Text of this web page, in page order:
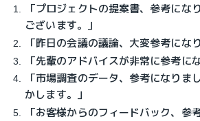
「プロジェクトの提案書、参考にな
ございます。」
「昨日の会議の議論、大変参考にな
「先輩のアドバイスが非常に参考に
「市場調査のデータ、参考になりま
かします。」
「お客様からのフィードバック、参